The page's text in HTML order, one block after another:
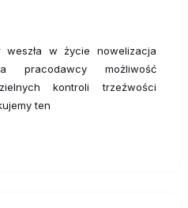
w życie nowelizacja
pracodawcy możliwość
kontroli trzeźwości
ten